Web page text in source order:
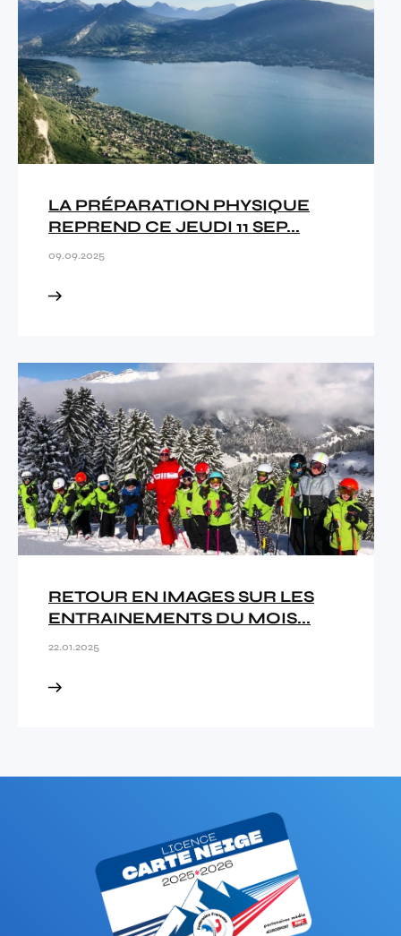
LA PRÉPARATION PHYSIQUE
REPREND CE JEUDI 11 SEP...
09.09.2025
RETOUR EN IMAGES SUR LES
ENTRAINEMENTS DU MOIS...
22.01.2025